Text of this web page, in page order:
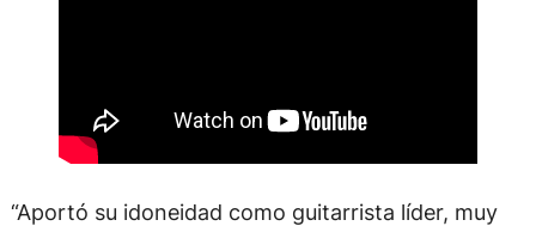
“Aportó su idoneidad como guitarrista líder, muy